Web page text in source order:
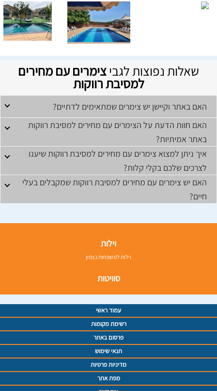
שאלות נפוצות לגביצימרים עם מחירים
למסיבת רווקות
האם באתר וקיישן יש צימרים שמתאימים לדתיים?
האם חוות הדעת על הצימרים עם מחירים למסיבת רווקות
באתר אמיתיות?
איך ניתן למצוא צימרים עם מחירים למסיבת רווקות שיענו
לצרכים שלכם בקלי קלות?
האם יש צימרים עם מחירים למסיבת רווקות שמקבלים בעלי
חיים?
וילות
וילות למשפחות בצפון
סוויטות
עמוד ראשי
רשימת מקומות
פרסום באתר
תנאי שימוש
מדיניות פרטיות
מפת אתר